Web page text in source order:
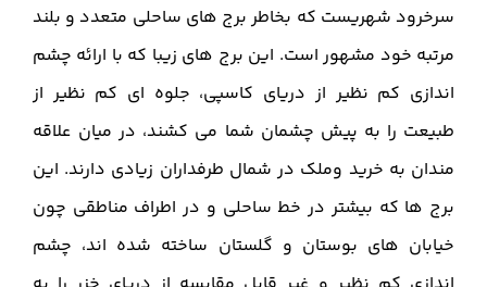
سرخرود شهریست که بخاطر برج های ساحلی متعدد و بلند
مرتبه خود مشهور است. این برج های زیبا که با ارائه چشم
اندازی کم نظیر از دریای کاسپی، جلوه ای کم نظیر از
طبیعت را به پیش چشمان شما می کشند، در میان علاقه
مندان به خرید وملک در شمال طرفداران زیادی دارند. این
برج ها که بیشتر در خط ساحلی و در اطراف مناطقی چون
خیابان های بوستان و گلستان ساخته شده اند، چشم